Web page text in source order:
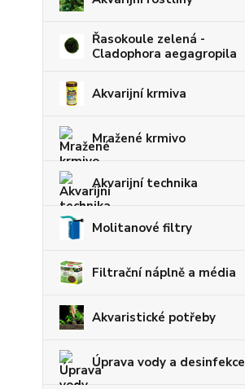
Řasokoule zelená -
Cladophora aegagropila
Akvarijní krmiva
Mražené krmivo
Akvarijní technika
Molitanové filtry
Filtrační náplně a média
Akvaristické potřeby
Úprava vody a desinfekce